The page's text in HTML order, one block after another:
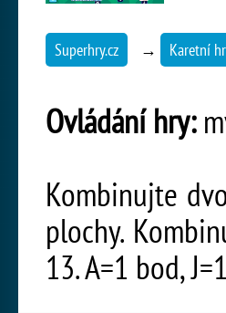
Superhry.cz → Karetní
Ovládání hry:
Kombinujte
plochy.
13. A=1 bod,